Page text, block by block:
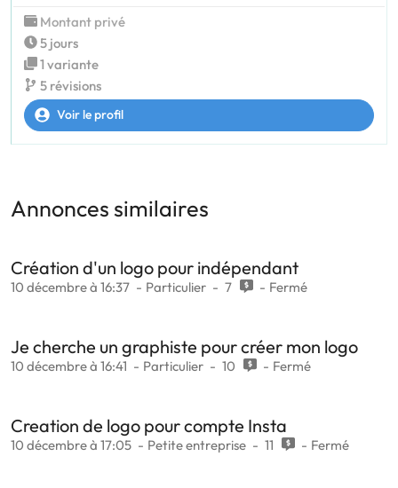
Montant privé
5 jours
1 variante
5 révisions
Voir le profil
Annonces similaires
Création d'un logo pour indépendant
10 décembre à 16:37 Particulier 7 Fermé
Je cherche un graphiste pour créer mon logo
10 décembre à 16:41 Particulier 10 Fermé
Creation de logo pour compte Insta
10 décembre à 17:05 Petite entreprise 11 Fermé